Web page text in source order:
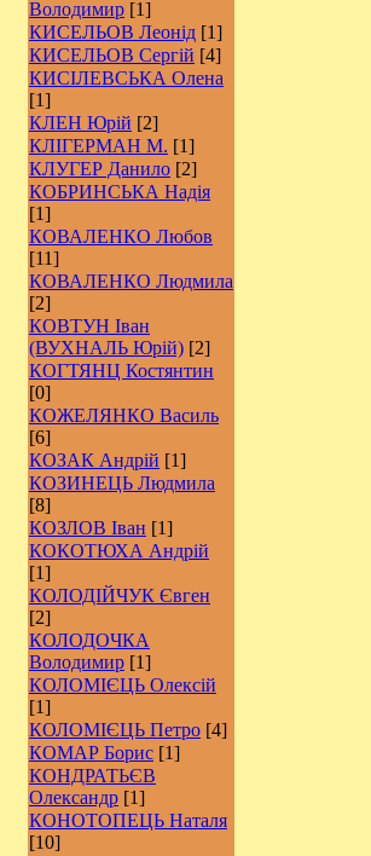
Володимир [1]
КИСЕЛЬОВ Леонід [1]
КИСЕЛЬОВ Сергій [4]
КИСІЛЕВСЬКА Олена
[1]
КЛЕН Юрій [2]
КЛІГЕРМАН М. [1]
КЛУГЕР Данило [2]
КОБРИНСЬКА Надія
[1]
КОВАЛЕНКО Любов
[11]
КОВАЛЕНКО Людмила
[2]
КОВТУН Іван
(ВУХНАЛЬ Юрій) [2]
КОГТЯНЦ Костянтин
[0]
КОЖЕЛЯНКО Василь
[6]
КОЗАК Андрій [1]
КОЗИНЕЦЬ Людмила
[8]
КОЗЛОВ Іван [1]
КОКОТЮХА Андрій
[1]
КОЛОДІЙЧУК Євген
[2]
КОЛОДОЧКА
Володимир [1]
КОЛОМІЄЦЬ Олексій
[1]
КОЛОМІЄЦЬ Петро [4]
КОМАР Борис [1]
КОНДРАТЬЄВ
Олександр [1]
КОНОТОПЕЦЬ Наталя
[10]